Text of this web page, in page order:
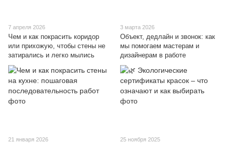
7 апреля 2026
Чем и как покрасить коридор
или прихожую, чтобы стены не
затирались и легко мылись
3 марта 2026
Объект, дедлайн и звонок: как
мы помогаем мастерам и
дизайнерам в работе
21 января 2026 25 ноября 2025